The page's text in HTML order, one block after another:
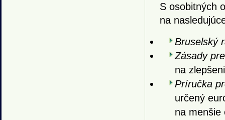
S osobitných
na
Bruselský
Zásady
na
Príručka
určený
na menšie